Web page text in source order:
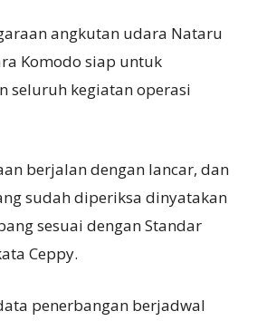
angkutan udara Nataru
Komodo siap untuk
seluruh kegiatan operasi
berjalan dengan lancar, dan
sudah diperiksa dinyatakan
sesuai dengan Standar
Ceppy.
penerbangan berjadwal